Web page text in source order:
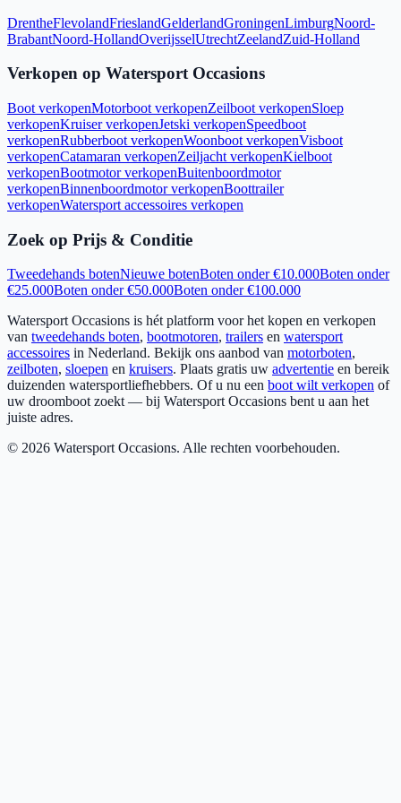
DrentheFlevolandFrieslandGelderlandGroningenLimburgNoord-
BrabantNoord-HollandOverijsselUtrechtZeelandZuid-Holland
Verkopen op Watersport Occasions
Boot verkopenMotorboot verkopenZeilboot verkopenSloep
verkopenKruiser verkopenJetski verkopenSpeedboot
verkopenRubberboot verkopenWoonboot verkopenVisboot
verkopenCatamaran verkopenZeiljacht verkopenKielboot
verkopenBootmotor verkopenBuitenboordmotor
verkopenBinnenboordmotor verkopenBoottrailer
verkopenWatersport accessoires verkopen
Zoek op Prijs & Conditie
Tweedehands botenNieuwe botenBoten onder €10.000Boten onder
€25.000Boten onder €50.000Boten onder €100.000
Watersport Occasions is hét platform voor het kopen en verkopen
van tweedehands boten, bootmotoren, trailers en watersport
accessoires in Nederland. Bekijk ons aanbod van motorboten,
zeilboten, sloepen en kruisers. Plaats gratis uw advertentie en bereik
duizenden watersportliefhebbers. Of u nu een boot wilt verkopen of
uw droomboot zoekt — bij Watersport Occasions bent u aan het
juiste adres.
© 2026 Watersport Occasions. Alle rechten voorbehouden.